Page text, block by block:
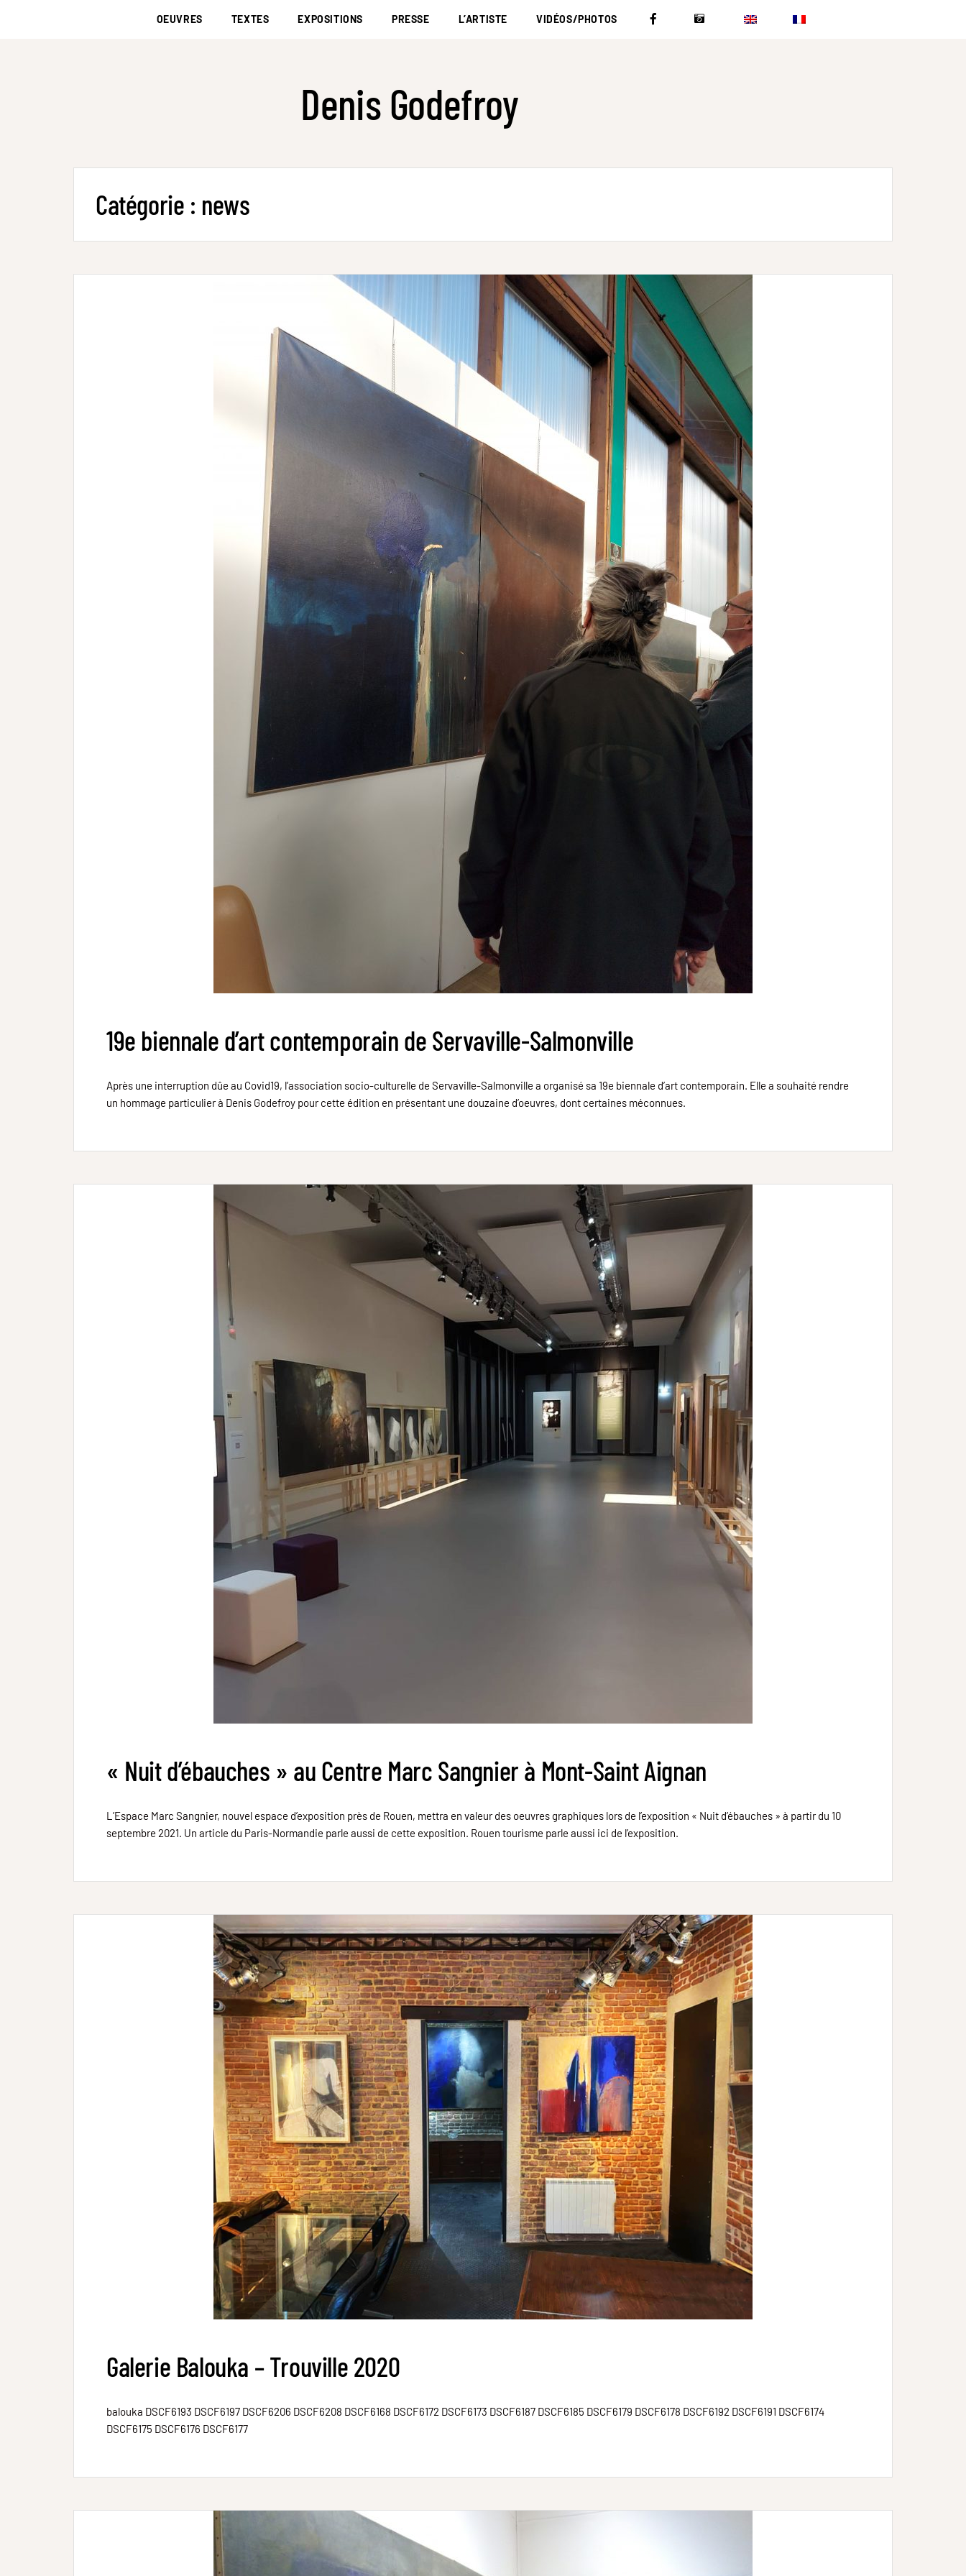
OEUVRES TEXTES EXPOSITIONS PRESSE L’ARTISTE VIDÉOS/PHOTOS
Denis Godefroy
Catégorie : news
19e biennale d’art contemporain de Servaville-Salmonville
Après une interruption dûe au Covid19, l’association socio-culturelle de Servaville-Salmonville a organisé sa 19e biennale d’art contemporain. Elle a souhaité rendre
un hommage particulier à Denis Godefroy pour cette édition en présentant une douzaine d’oeuvres, dont certaines méconnues.
« Nuit d’ébauches » au Centre Marc Sangnier à Mont-Saint Aignan
L’Espace Marc Sangnier, nouvel espace d’exposition près de Rouen, mettra en valeur des oeuvres graphiques lors de l’exposition « Nuit d’ébauches » à partir du 10
septembre 2021. Un article du Paris-Normandie parle aussi de cette exposition. Rouen tourisme parle aussi ici de l’exposition.
Galerie Balouka – Trouville 2020
balouka DSCF6193 DSCF6197 DSCF6206 DSCF6208 DSCF6168 DSCF6172 DSCF6173 DSCF6187 DSCF6185 DSCF6179 DSCF6178 DSCF6192 DSCF6191 DSCF6174
DSCF6175 DSCF6176 DSCF6177